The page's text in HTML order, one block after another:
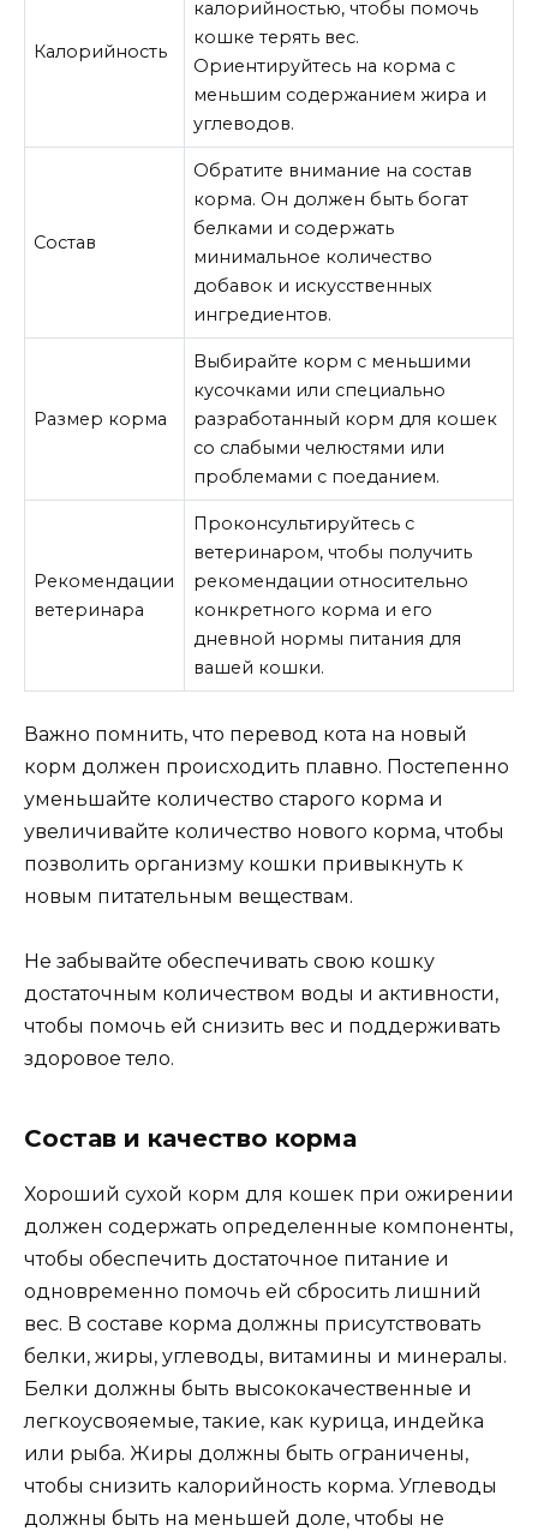
Калорийность
калорийностью, чтобы помочь
кошке терять вес.
Ориентируйтесь на корма с
меньшим содержанием жира и
углеводов.
Состав
Обратите внимание на состав
корма. Он должен быть богат
белками и содержать
минимальное количество
добавок и искусственных
ингредиентов.
Размер корма
Выбирайте корм с меньшими
кусочками или специально
разработанный корм для кошек
со слабыми челюстями или
проблемами с поеданием.
Рекомендации
ветеринара
Проконсультируйтесь с
ветеринаром, чтобы получить
рекомендации относительно
конкретного корма и его
дневной нормы питания для
вашей кошки.
Важно помнить, что перевод кота на новый
корм должен происходить плавно. Постепенно
уменьшайте количество старого корма и
увеличивайте количество нового корма, чтобы
позволить организму кошки привыкнуть к
новым питательным веществам.
Не забывайте обеспечивать свою кошку
достаточным количеством воды и активности,
чтобы помочь ей снизить вес и поддерживать
здоровое тело.
Состав и качество корма
Хороший сухой корм для кошек при ожирении
должен содержать определенные компоненты,
чтобы обеспечить достаточное питание и
одновременно помочь ей сбросить лишний
вес. В составе корма должны присутствовать
белки, жиры, углеводы, витамины и минералы.
Белки должны быть высококачественные и
легкоусвояемые, такие, как курица, индейка
или рыба. Жиры должны быть ограничены,
чтобы снизить калорийность корма. Углеводы
должны быть на меньшей доле, чтобы не